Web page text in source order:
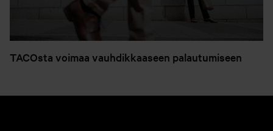
TACOsta voimaa vauhdikkaaseen palautumiseen